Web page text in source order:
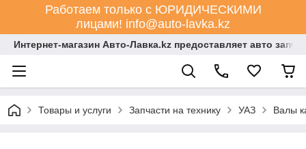
Работаем только с ЮРИДИЧЕСКИМИ
лицами! info@auto-lavka.kz
Интернет-магазин Авто-Лавка.kz предоставляет авто
Товары и услуги Запчасти на технику УАЗ Валы